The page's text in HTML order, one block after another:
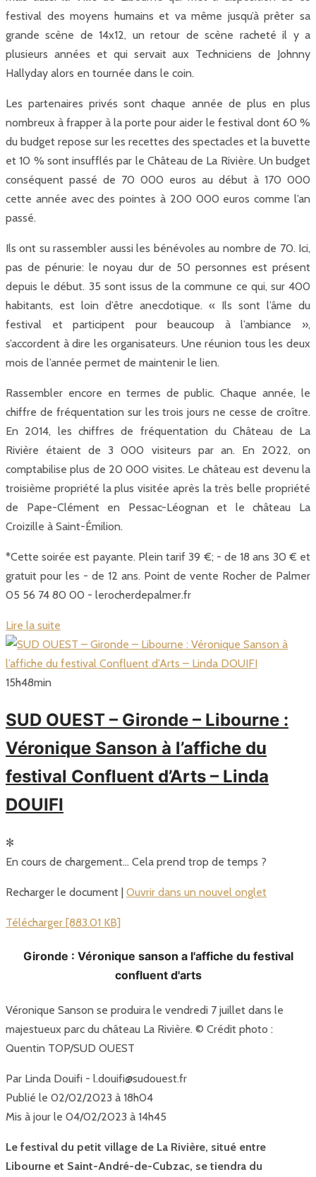
festival des moyens humains et va même jusqu’à prêter sa
grande scène de 14x12, un retour de scène racheté il y a
plusieurs années et qui servait aux Techniciens de Johnny
Hallyday alors en tournée dans le coin.
Les partenaires privés sont chaque année de plus en plus
nombreux à frapper à la porte pour aider le festival dont 60 %
du budget repose sur les recettes des spectacles et la buvette
et 10 % sont insufflés par le Château de La Rivière. Un budget
conséquent passé de 70 000 euros au début à 170 000
cette année avec des pointes à 200 000 euros comme l’an
passé.
Ils ont su rassembler aussi les bénévoles au nombre de 70. Ici,
pas de pénurie: le noyau dur de 50 personnes est présent
depuis le début. 35 sont issus de la commune ce qui, sur 400
habitants, est loin d’être anecdotique. « Ils sont l’âme du
festival et participent pour beaucoup à l’ambiance »,
s’accordent à dire les organisateurs. Une réunion tous les deux
mois de l’année permet de maintenir le lien.
Rassembler encore en termes de public. Chaque année, le
chiffre de fréquentation sur les trois jours ne cesse de croître.
En 2014, les chiffres de fréquentation du Château de La
Rivière étaient de 3 000 visiteurs par an. En 2022, on
comptabilise plus de 20 000 visites. Le château est devenu la
troisième propriété la plus visitée après la très belle propriété
de Pape-Clément en Pessac-Léognan et le château La
Croizille à Saint-Émilion.
*Cette soirée est payante. Plein tarif 39 €; - de 18 ans 30 € et
gratuit pour les - de 12 ans. Point de vente Rocher de Palmer
05 56 74 80 00 - lerocherdepalmer.fr
Lire la suite
15h48min
SUD OUEST – Gironde – Libourne :
Véronique Sanson à l’affiche du
festival Confluent d’Arts – Linda
DOUIFI
✻
En cours de chargement… Cela prend trop de temps ?
Recharger le document | Ouvrir dans un nouvel onglet
Télécharger [883.01 KB]
Gironde : Véronique sanson a l'affiche du festival
confluent d'arts
Véronique Sanson se produira le vendredi 7 juillet dans le
majestueux parc du château La Rivière. © Crédit photo :
Quentin TOP/SUD OUEST
Par Linda Douifi - l.douifi@sudouest.fr
Publié le 02/02/2023 à 18h04
Mis à jour le 04/02/2023 à 14h45
Le festival du petit village de La Rivière, situé entre
Libourne et Saint-André-de-Cubzac, se tiendra du